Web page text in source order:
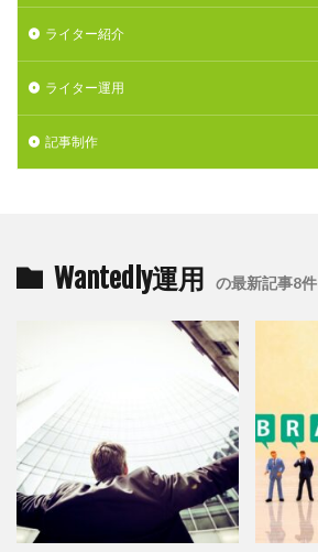
ライター紹介
ライター運用
記事制作
Wantedly運用 の最新記事8件